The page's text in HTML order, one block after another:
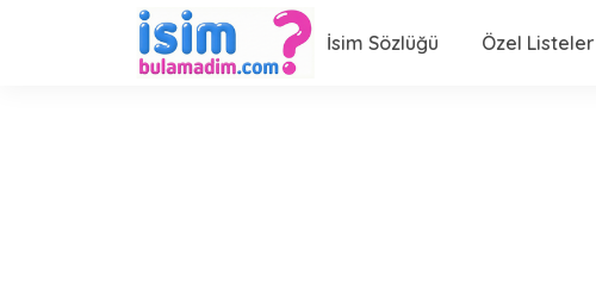
İsim Sözlüğü Özel Listeler